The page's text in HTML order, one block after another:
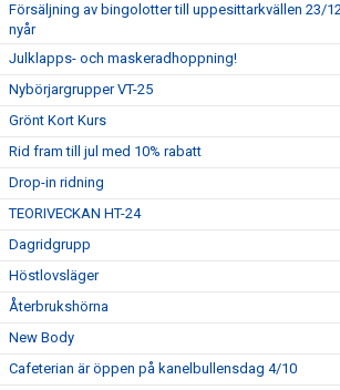
Försäljning av bingolotter till uppesittarkvällen 23/
nyår
Julklapps- och maskeradhoppning!
Nybörjargrupper VT-25
Grönt Kort Kurs
Rid fram till jul med 10% rabatt
Drop-in ridning
TEORIVECKAN HT-24
Dagridgrupp
Höstlovsläger
Återbrukshörna
New Body
Cafeterian är öppen på kanelbullensdag 4/10